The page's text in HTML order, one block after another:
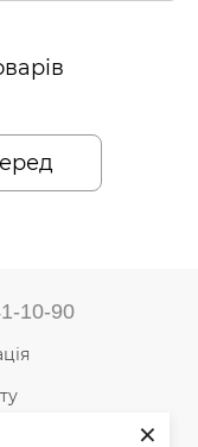
×
10-90